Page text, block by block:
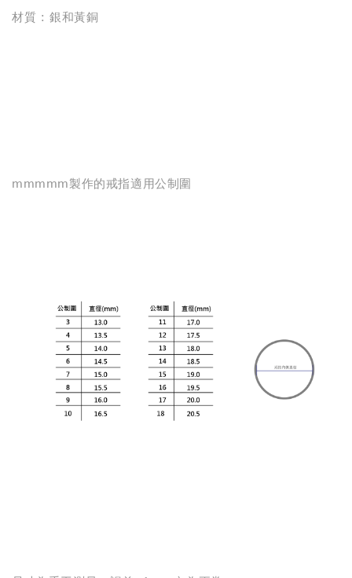
材質 : 銀和黃銅
mmmmm製作的戒指適用公制圍